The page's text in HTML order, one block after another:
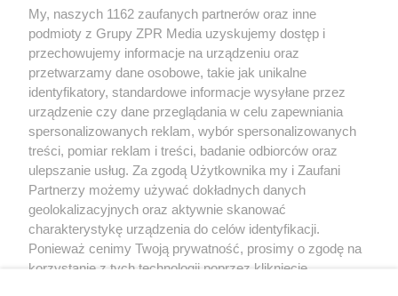
rozpowszechniany lub dalej rozpowszechniany w jakikolwiek sposób
(w tym także elektroniczny lub mechaniczny) na jakimkolwiek polu
eksploatacji w jakiejkolwiek formie, włącznie z umieszczaniem w
Internecie bez pisemnej zgody właściciela praw. Jakiekolwiek użycie
lub wykorzystanie utworów w całości lub w części z naruszeniem
prawa, tzn. bez właściwej zgody, jest zabronione pod groźbą kary i
może być ścigane prawnie.
O nas
Informacje prawne
My, naszych 1162 zaufanych partnerów oraz inne
podmioty z Grupy ZPR Media uzyskujemy dostęp i
przechowujemy informacje na urządzeniu oraz
przetwarzamy dane osobowe, takie jak unikalne
identyfikatory, standardowe informacje wysyłane przez
urządzenie czy dane przeglądania w celu zapewniania
spersonalizowanych reklam, wybór spersonalizowanych
treści, pomiar reklam i treści, badanie odbiorców oraz
ulepszanie usług. Za zgodą Użytkownika my i Zaufani
Partnerzy możemy używać dokładnych danych
geolokalizacyjnych oraz aktywnie skanować
charakterystykę urządzenia do celów identyfikacji.
Ponieważ cenimy Twoją prywatność, prosimy o zgodę na
korzystanie z tych technologii poprzez kliknięcie